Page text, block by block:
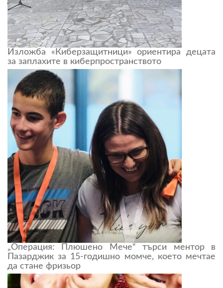
Изложба «Киберзащитници» ориентира децата
за заплахите в киберпространството
„Операция: Плюшено Мече“ търси ментор в
Пазарджик за 15-годишно момче, което мечтае
да стане фризьор